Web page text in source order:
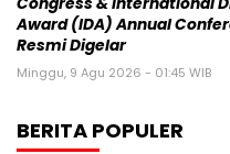
Award (IDA) Annual
Resmi Digelar
Minggu, 9 Agu 2026 - 01:45 WIB
BERITA POPULER